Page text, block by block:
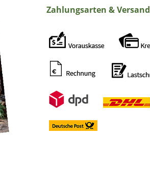
Zahlungsarten & Versand